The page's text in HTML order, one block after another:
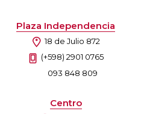
Plaza Independencia
18 de Julio 872
(+598) 2901 0765
093 848 809
Centro